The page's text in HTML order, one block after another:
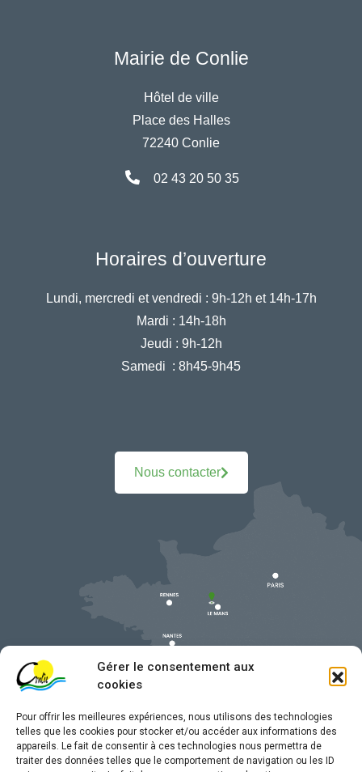
Gérer le consentement aux
cookies
Pour offrir les meilleures expériences, nous utilisons des technologies
telles que les cookies pour stocker et/ou accéder aux informations des
appareils. Le fait de consentir à ces technologies nous permettra de
traiter des données telles que le comportement de navigation ou les ID
Mairie de Conlie
Hôtel de ville
Place des Halles
72240 Conlie
02 43 20 50 35
Horaires d’ouverture
Lundi, mercredi et vendredi : 9h-12h et 14h-17h
Mardi : 14h-18h
Jeudi : 9h-12h
Samedi : 8h45-9h45
Nous contacter